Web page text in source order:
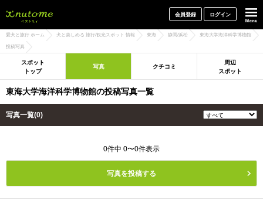
会員登録 ログイン
愛犬と旅行 ホーム 犬と楽しめる 旅行/観光スポット 情報 東海 静岡/浜松 東海大学海洋科学博物館
投稿写真
スポット
トップ
写真 クチコミ
周辺
スポット
東海大学海洋科学博物館の投稿写真一覧
写真一覧(0)
0件中 0〜0件表示
写真を投稿する